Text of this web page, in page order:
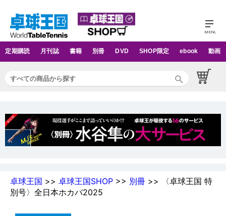
定期購読 月刊誌 書籍 別冊 DVD SHOP限定 ebook 動画
卓球王国 >> 卓球王国SHOP >> 別冊 >> 〈卓球王国 特
別号〉全日本ホカバ2025